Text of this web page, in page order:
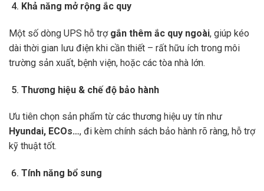
Khả năng mở rộng ắc quy
Một số dòng UPS hỗ trợ gắn thêm ắc quy ngoài, giúp kéo
dài thời gian lưu điện khi cần thiết – rất hữu ích trong môi
trường sản xuất, bệnh viện, hoặc các tòa nhà lớn.
Thương hiệu & chế độ bảo hành
Ưu tiên chọn sản phẩm từ các thương hiệu uy tín như
Hyundai, ECOs…, đi kèm chính sách bảo hành rõ ràng, hỗ trợ
kỹ thuật tốt.
Tính năng bổ sung